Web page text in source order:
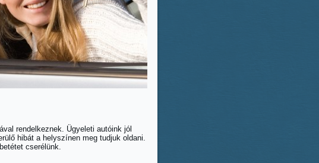
rendelkeznek. Ügyeleti autóink jól
hibát a helyszínen meg tudjuk oldani.
cserélünk.